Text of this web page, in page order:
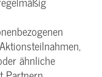
ähnliche